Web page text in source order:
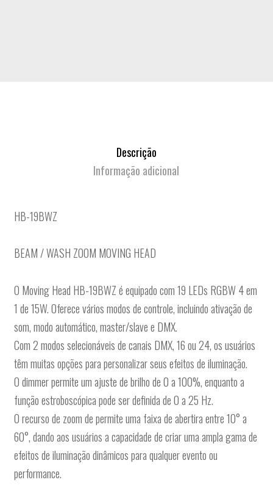
Descrição
Informação adicional
HB-19BWZ
BEAM / WASH ZOOM MOVING HEAD
O Moving Head HB-19BWZ é equipado com 19 LEDs RGBW 4 em
1 de 15W. Oferece vários modos de controle, incluindo ativação de
som, modo automático, master/slave e DMX.
Com 2 modos selecionáveis de canais DMX, 16 ou 24, os usuários
têm muitas opções para personalizar seus efeitos de iluminação.
O dimmer permite um ajuste de brilho de 0 a 100%, enquanto a
função estroboscópica pode ser definida de 0 a 25 Hz.
O recurso de zoom de permite uma faixa de abertira entre 10° a
60°, dando aos usuários a capacidade de criar uma ampla gama de
efeitos de iluminação dinâmicos para qualquer evento ou
performance.